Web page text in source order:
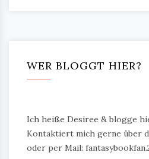
WER BLOGGT HIER?
Ich heiße Desiree & blogge
Kontaktiert mich gerne über
oder per Mail: